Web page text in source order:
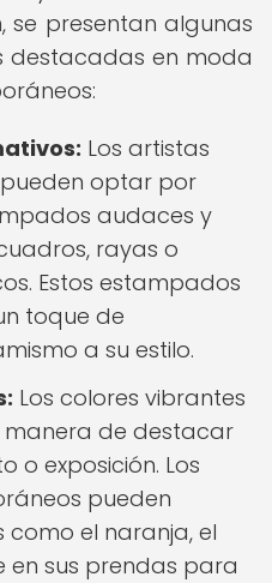
se presentan algunas
destacadas en moda
Los artistas
optar por
audaces y
rayas o
Estos estampados
toque de
a su estilo.
Los colores vibrantes
manera de destacar
o exposición. Los
pueden
el naranja, el
en sus prendas para